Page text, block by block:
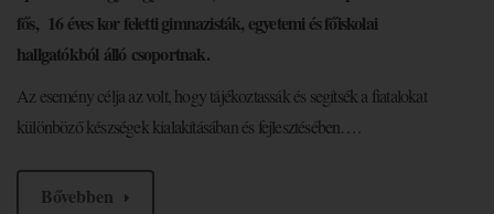
fős, 16 éves kor feletti gimnazisták, egyetemi és főiskolai
hallgatókból álló csoportnak.
Az esemény célja az volt, hogy tájékoztassák és segítsék a fiatalokat
különböző készségek kialakításában és fejlesztésében….
Bővebben